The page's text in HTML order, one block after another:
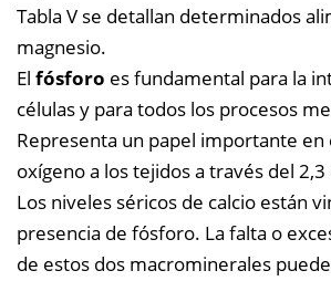
Tabla V se detallan determinados
magnesio.
El fósforo es fundamental para la
células y para todos los procesos
Representa un papel importante en
oxígeno a los tejidos a través del
Los niveles séricos de calcio están
presencia de fósforo. La falta o
de estos dos macrominerales